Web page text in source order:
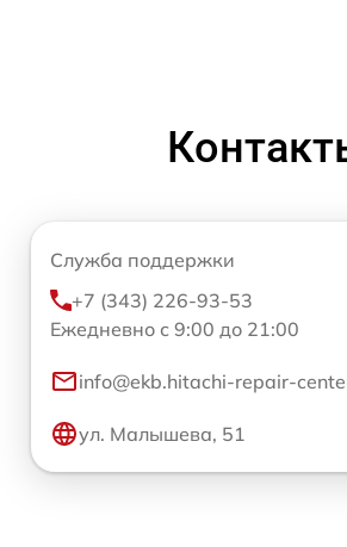
Служба поддержки
+7 (343) 226-93-53
Ежедневно с 9:00 до 21:00
info@ekb.hitachi-repair-
ул. Малышева, 51